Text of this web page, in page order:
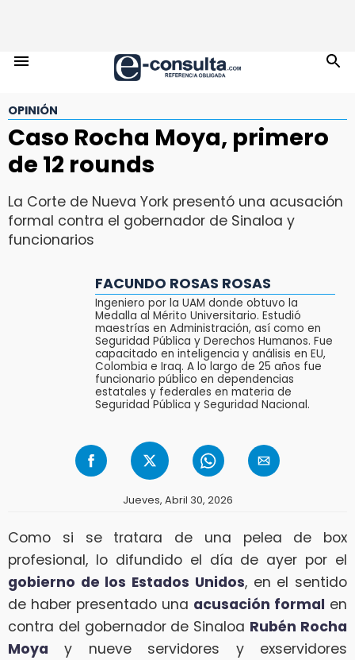
OPINIÓN
Caso Rocha Moya, primero
de 12 rounds
La Corte de Nueva York presentó una acusación
formal contra el gobernador de Sinaloa y
funcionarios
FACUNDO ROSAS ROSAS
Ingeniero por la UAM donde obtuvo la
Medalla al Mérito Universitario. Estudió
maestrías en Administración, así como en
Seguridad Pública y Derechos Humanos. Fue
capacitado en inteligencia y análisis en EU,
Colombia e Iraq. A lo largo de 25 años fue
funcionario público en dependencias
estatales y federales en materia de
Seguridad Pública y Seguridad Nacional.
Jueves, Abril 30, 2026
Como si se tratara de una pelea de box
profesional, lo difundido el día de ayer por el
gobierno de los Estados Unidos, en el sentido
de haber presentado una acusación formal en
contra del gobernador de Sinaloa Rubén Rocha
Moya y nueve servidores y exservidores